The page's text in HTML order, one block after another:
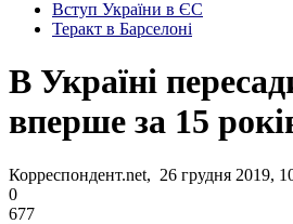
Вступ України в ЄС
Теракт в Барселоні
В Україні
вперше за 15
Корреспондент.net, 26 грудня 2019,
0
677